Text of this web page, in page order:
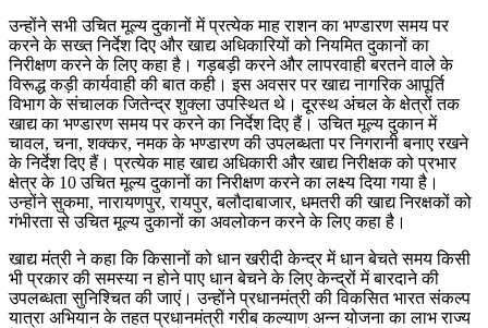
उन्होंने सभी उचित मूल्य दुकानों में प्रत्येक माह राशन का भण्डारण समय पर
करने के सख्त निर्देश दिए और खाद्य अधिकारियों को नियमित दुकानों का
निरीक्षण करने के लिए कहा है। गड़बड़ी करने और लापरवाही बरतने वाले के
विरूद्ध कड़ी कार्यवाही की बात कही। इस अवसर पर खाद्य नागरिक आपूर्ति
विभाग के संचालक जितेन्द्र शुक्ला उपस्थित थे। दूरस्थ अंचल के क्षेत्रों तक
खाद्य का भण्डारण समय पर करने का निर्देश दिए हैं। उचित मूल्य दुकान में
चावल, चना, शक्कर, नमक के भण्डारण की उपलब्धता पर निगरानी बनाए रखने
के निर्देश दिए हैं। प्रत्येक माह खाद्य अधिकारी और खाद्य निरीक्षक को प्रभार
क्षेत्र के 10 उचित मूल्य दुकानों का निरीक्षण करने का लक्ष्य दिया गया है।
उन्होंने सुकमा, नारायणपुर, रायपुर, बलौदाबाजार, धमतरी की खाद्य निरक्षकों को
गंभीरता से उचित मूल्य दुकानों का अवलोकन करने के लिए कहा है।
खाद्य मंत्री ने कहा कि किसानों को धान खरीदी केन्द्र में धान बेचते समय किसी
भी प्रकार की समस्या न होने पाए धान बेचने के लिए केन्द्रों में बारदाने की
उपलब्धता सुनिश्चित की जाएं। उन्होंने प्रधानमंत्री की विकसित भारत संकल्प
यात्रा अभियान के तहत प्रधानमंत्री गरीब कल्याण अन्न योजना का लाभ राज्य